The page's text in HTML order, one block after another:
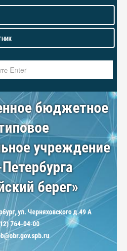
бюджетное
учреждение
берег»
ул. Черняховского д.49 А
764-04-00